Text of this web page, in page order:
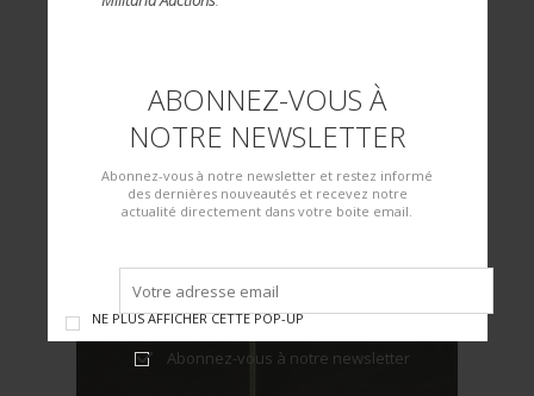
ABONNEZ-VOUS À
NOTRE NEWSLETTER
Abonnez-vous à notre newsletter et restez informé
des dernières nouveautés et recevez notre
actualité directement dans votre boite email.
Abonnez-vous à notre newsletter
NE PLUS AFFICHER CETTE POP-UP